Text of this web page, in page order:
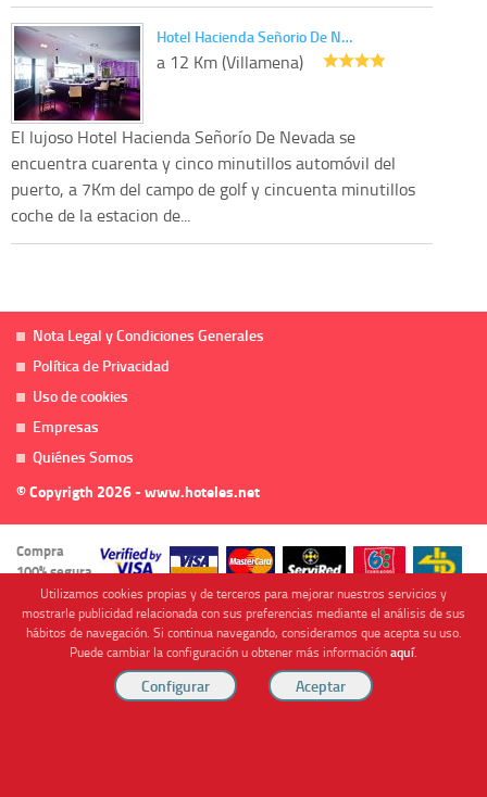
Hotel Hacienda Señorio De N…
a 12 Km (Villamena)
El lujoso Hotel Hacienda Señorío De Nevada se
encuentra cuarenta y cinco minutillos automóvil del
puerto, a 7Km del campo de golf y cincuenta minutillos
coche de la estacion de...
Nota Legal y Condiciones Generales
Política de Privacidad
Uso de cookies
Empresas
Quiénes Somos
© Copyrigth 2026 - www.hoteles.net
Compra
100% segura
Cofinanciado por
Utilizamos cookies propias y de terceros para mejorar nuestros servicios y
mostrarle publicidad relacionada con sus preferencias mediante el análisis de sus
hábitos de navegación. Si continua navegando, consideramos que acepta su uso.
Puede cambiar la configuración u obtener más informaciónaquí.